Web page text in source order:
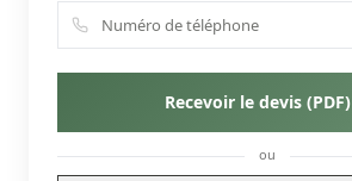
Recevoir le devis (PDF)
ou